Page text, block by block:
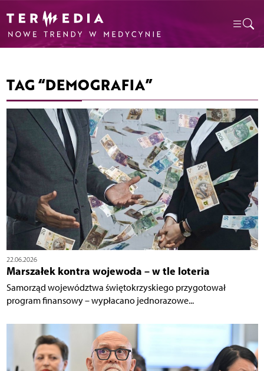
TAG “DEMOGRAFIA”
22.06.2026
Marszałek kontra wojewoda – w tle loteria
Samorząd województwa świętokrzyskiego przygotował
program finansowy – wypłacano jednorazowe...